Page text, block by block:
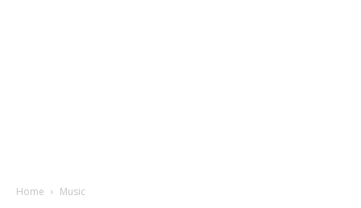
Home Music